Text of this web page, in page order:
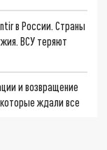
в России. Страны
ВСУ теряют
и возвращение
ждали все